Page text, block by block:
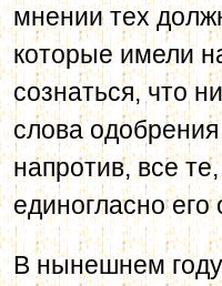
мнении тех
которые имели
сознаться, что
слова
напротив, все
единогласно его
В нынешнем